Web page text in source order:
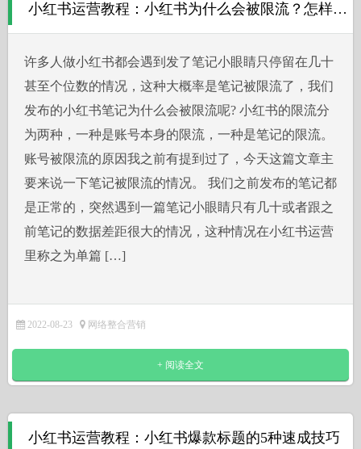
小红书运营教程：小红书为什么会被限流？怎样防止限流？
许多人做小红书都会遇到发了笔记小眼睛只停留在几十
甚至个位数的情况，这种大概率是笔记被限流了，我们
发布的小红书笔记为什么会被限流呢? 小红书的限流分
为两种，一种是账号本身的限流，一种是笔记的限流。
账号被限流的原因我之前有提到过了，今天这篇文章主
要来说一下笔记被限流的情况。 我们之前发布的笔记都
是正常的，突然遇到一篇笔记小眼睛只有几十或者跟之
前笔记的数据差距很大的情况，这种情况在小红书运营
里称之为单篇 […]
2022-08-23 网络整合营销
+ 阅读全文
小红书运营教程：小红书爆款标题的5种速成技巧